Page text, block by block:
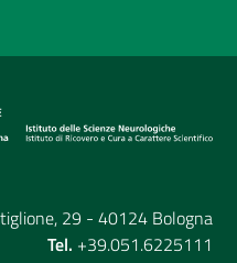
29 - 40124 Bologna
Tel. +39.051.6225111